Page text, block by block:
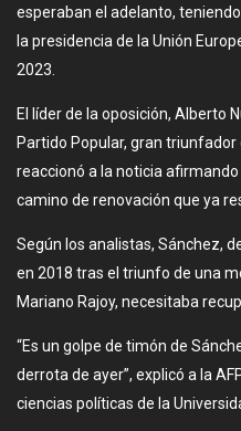
esperaban el adelanto,
la presidencia de la Unión
2023.
El líder de la oposición, Alberto
Partido Popular, gran
reaccionó a la noticia
camino de renovación que ya
Según los analistas, Sánchez,
en 2018 tras el triunfo de una
Mariano Rajoy, necesitaba
“Es un golpe de timón de
derrota de ayer”, explicó a la
ciencias políticas de la